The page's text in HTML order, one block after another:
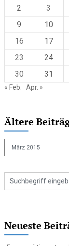
2
3
9
10
16
17
23
24
30
31
« Feb. Apr. »
Ältere
Neueste